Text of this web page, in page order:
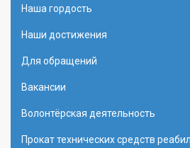
Наша гордость
Наши достижения
Для обращений
Вакансии
Волонтёрская деятельность
Прокат технических средств